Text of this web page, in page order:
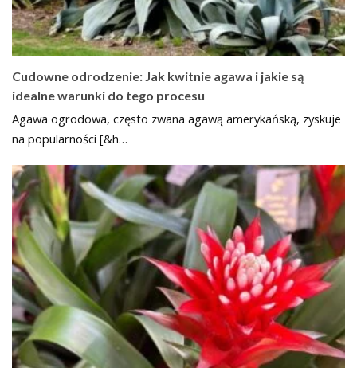
Cudowne odrodzenie: Jak kwitnie agawa i jakie są
idealne warunki do tego procesu
Agawa ogrodowa, często zwana agawą amerykańską, zyskuje
na popularności [&h…